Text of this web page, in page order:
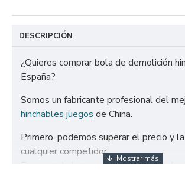
DESCRIPCIÓN
¿Quieres comprar bola de demolición
España?
Somos un fabricante profesional del
hinchables juegos de China.
Primero, podemos superar el precio y
cualquier competidor.
En segundo lugar, solo utilizamos tela